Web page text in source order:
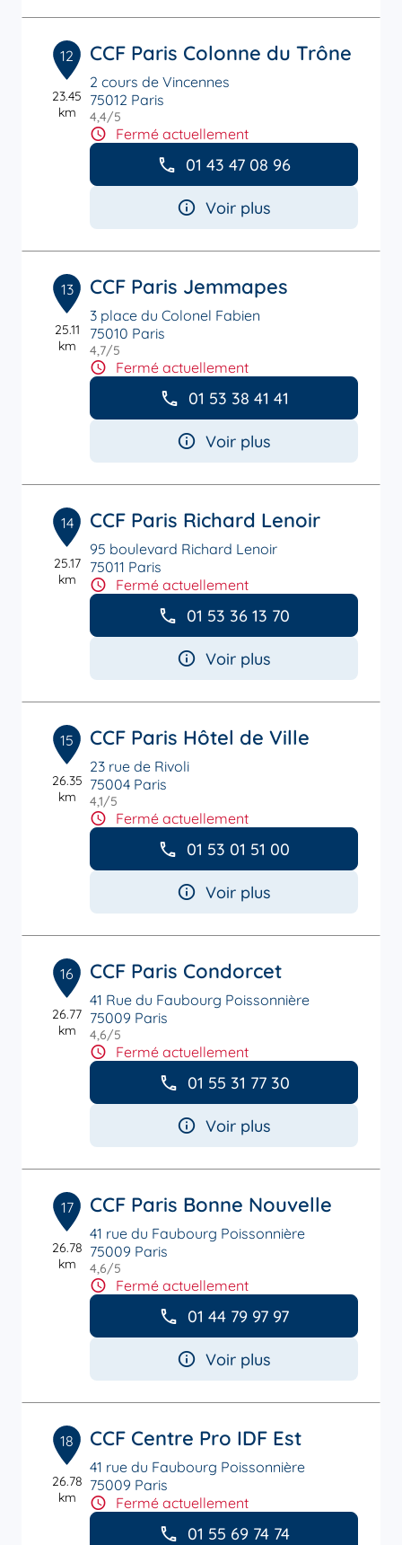
12
23.45
km
CCF Paris Colonne du Trône
2 cours de Vincennes
75012 Paris
4,4/5
Fermé actuellement
01 43 47 08 96
Voir plus
13
25.11
km
CCF Paris Jemmapes
3 place du Colonel Fabien
75010 Paris
4,7/5
Fermé actuellement
01 53 38 41 41
Voir plus
14
25.17
km
CCF Paris Richard Lenoir
95 boulevard Richard Lenoir
75011 Paris
Fermé actuellement
01 53 36 13 70
Voir plus
15
26.35
km
CCF Paris Hôtel de Ville
23 rue de Rivoli
75004 Paris
4,1/5
Fermé actuellement
01 53 01 51 00
Voir plus
16
26.77
km
CCF Paris Condorcet
41 Rue du Faubourg Poissonnière
75009 Paris
4,6/5
Fermé actuellement
01 55 31 77 30
Voir plus
17
26.78
km
CCF Paris Bonne Nouvelle
41 rue du Faubourg Poissonnière
75009 Paris
4,6/5
Fermé actuellement
01 44 79 97 97
Voir plus
18
26.78
km
CCF Centre Pro IDF Est
41 rue du Faubourg Poissonnière
75009 Paris
Fermé actuellement
01 55 69 74 74